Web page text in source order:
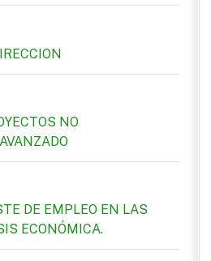
NO
DE EMPLEO EN LAS
ECONÓMICA.